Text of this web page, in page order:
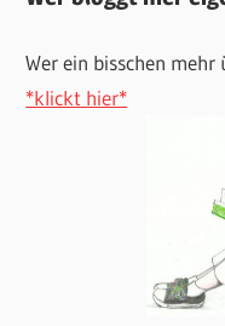
Wer ein bisschen
*klickt hier*